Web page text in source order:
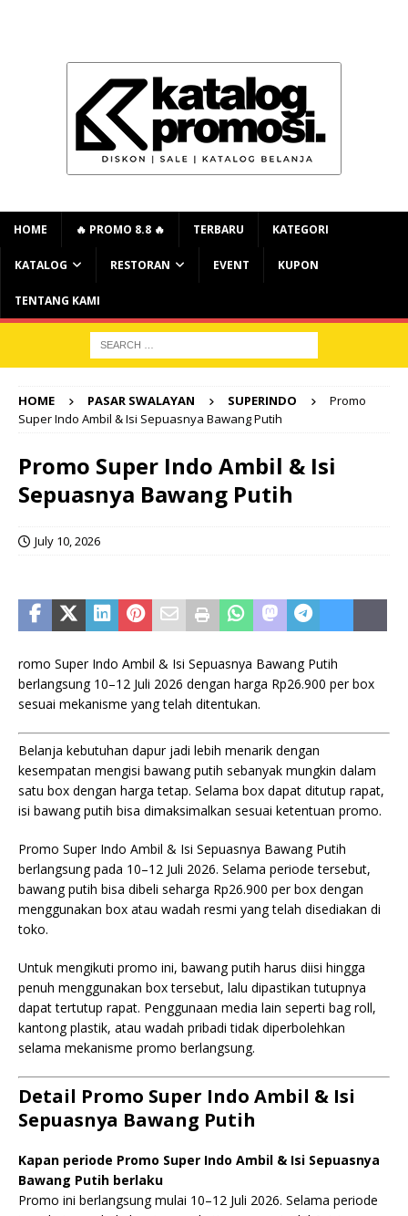
HOME 🔥 PROMO 8.8 🔥 TERBARU KATEGORI
KATALOG RESTORAN EVENT KUPON
TENTANG KAMI
HOME PASAR SWALAYAN SUPERINDO
Promo
Super Indo Ambil & Isi Sepuasnya Bawang Putih
Promo Super Indo Ambil & Isi
Sepuasnya Bawang Putih
July 10, 2026
romo Super Indo Ambil & Isi Sepuasnya Bawang Putih
berlangsung 10–12 Juli 2026 dengan harga Rp26.900 per box
sesuai mekanisme yang telah ditentukan.
Belanja kebutuhan dapur jadi lebih menarik dengan
kesempatan mengisi bawang putih sebanyak mungkin dalam
satu box dengan harga tetap. Selama box dapat ditutup rapat,
isi bawang putih bisa dimaksimalkan sesuai ketentuan promo.
Promo Super Indo Ambil & Isi Sepuasnya Bawang Putih
berlangsung pada 10–12 Juli 2026. Selama periode tersebut,
bawang putih bisa dibeli seharga Rp26.900 per box dengan
menggunakan box atau wadah resmi yang telah disediakan di
toko.
Untuk mengikuti promo ini, bawang putih harus diisi hingga
penuh menggunakan box tersebut, lalu dipastikan tutupnya
dapat tertutup rapat. Penggunaan media lain seperti bag roll,
kantong plastik, atau wadah pribadi tidak diperbolehkan
selama mekanisme promo berlangsung.
Detail Promo Super Indo Ambil & Isi
Sepuasnya Bawang Putih
Kapan periode Promo Super Indo Ambil & Isi Sepuasnya
Bawang Putih berlaku
Promo ini berlangsung mulai 10–12 Juli 2026. Selama periode